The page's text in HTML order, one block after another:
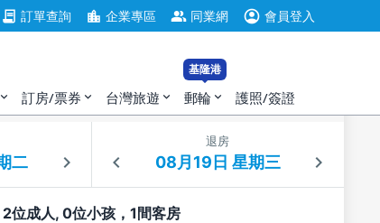
contract 訂單查詢 location_city 企業專區 group 同業網 account_circle 會員登入
expand_more 訂房/票券 expand_more 台灣旅遊 expand_more
基隆港
郵輪 expand_more 護照/簽證
退房
2位成人, 0位小孩，1間客房